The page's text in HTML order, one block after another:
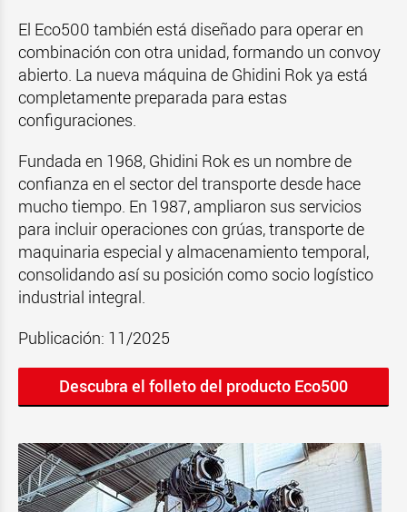
El Eco500 también está diseñado para operar en
combinación con otra unidad, formando un convoy
abierto. La nueva máquina de Ghidini Rok ya está
completamente preparada para estas
configuraciones.
Fundada en 1968, Ghidini Rok es un nombre de
confianza en el sector del transporte desde hace
mucho tiempo. En 1987, ampliaron sus servicios
para incluir operaciones con grúas, transporte de
maquinaria especial y almacenamiento temporal,
consolidando así su posición como socio logístico
industrial integral.
Publicación: 11/2025
Descubra el folleto del producto Eco500